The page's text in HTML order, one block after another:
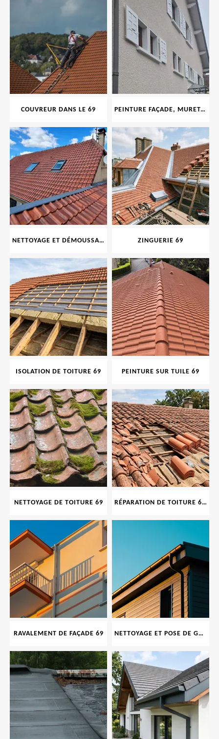
COUVREUR DANS LE 69 PEINTURE FAÇADE, MURET, TOITURE, BOISERIE, FERRONERIE, GOUTTIÈRE 69
NETTOYAGE ET DÉMOUSSAGE DE TOITURE ET FAÇADE 69 ZINGUERIE 69
ISOLATION DE TOITURE 69 PEINTURE SUR TUILE 69
NETTOYAGE DE TOITURE 69 RÉPARATION DE TOITURE 69 RHONE, TUILES CASSÉES OU ABIMÉES
RAVALEMENT DE FAÇADE 69 NETTOYAGE ET POSE DE GOUTTIÈRE 69